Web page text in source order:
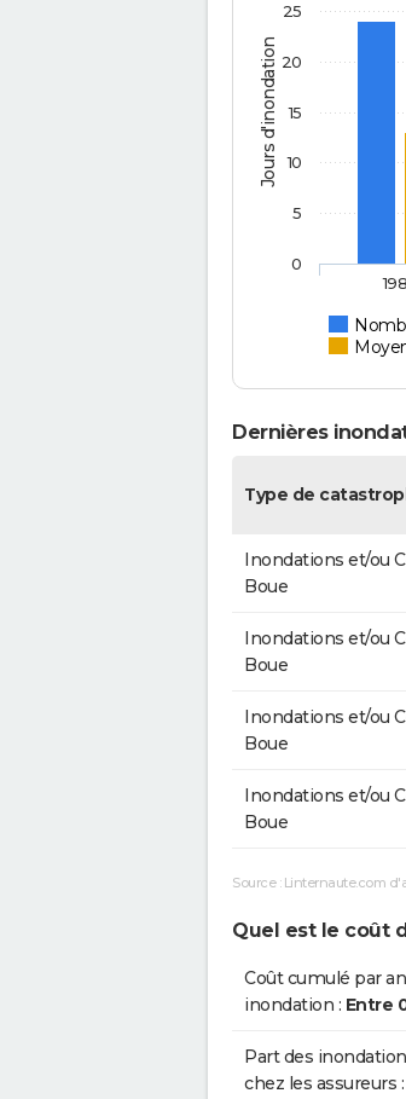
Jours d'inondation
0
5
10
15
20
25
Dernières
Type de
Inondations et/ou
Boue
Inondations et/ou
Boue
Inondations et/ou
Boue
Inondations et/ou
Boue
Source : Linternaute.com
Quel est le coût
Coût cumulé par
inondation : Entre
Part des
chez les assureurs :